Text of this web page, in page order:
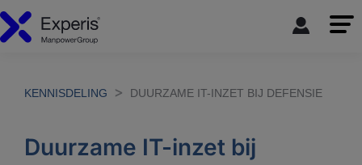
KENNISDELING DUURZAME IT-INZET BIJ DEFENSIE
Duurzame IT-inzet bij